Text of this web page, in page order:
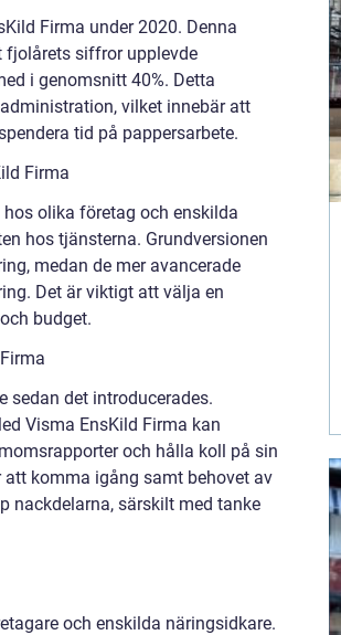
Firma under 2020. Denna
siffror upplevde
i genomsnitt 40%. Detta
vilket innebär att
tid på pappersarbete.
Firma
olika företag och enskilda
hos tjänsterna. Grundversionen
medan de mer avancerade
Det är viktigt att välja en
budget.
sedan det introducerades.
Visma EnsKild Firma kan
och hålla koll på sin
komma igång samt behovet av
nackdelarna, särskilt med tanke
och enskilda näringsidkare.